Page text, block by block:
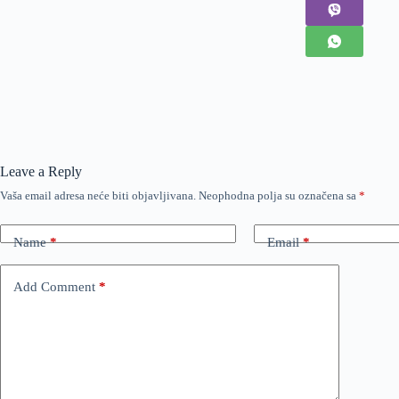
Leave a Reply
Vaša email adresa neće biti objavljivana. Neophodna polja su označena sa *
Name* Email*
Add Comment *